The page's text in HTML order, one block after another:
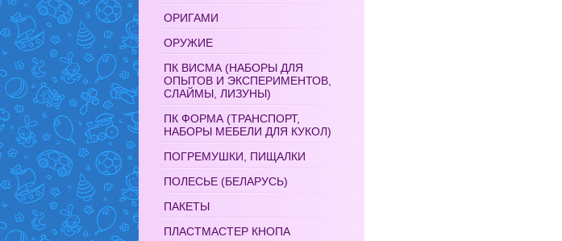
ОРИГАМИ
ОРУЖИЕ
ПК ВИСМА (НАБОРЫ ДЛЯ
ОПЫТОВ И ЭКСПЕРИМЕНТОВ,
СЛАЙМЫ, ЛИЗУНЫ)
ПК ФОРМА (ТРАНСПОРТ,
НАБОРЫ МЕБЕЛИ ДЛЯ КУКОЛ)
ПОГРЕМУШКИ, ПИЩАЛКИ
ПОЛЕСЬЕ (БЕЛАРУСЬ)
ПАКЕТЫ
ПЛАСТМАСТЕР КНОПА